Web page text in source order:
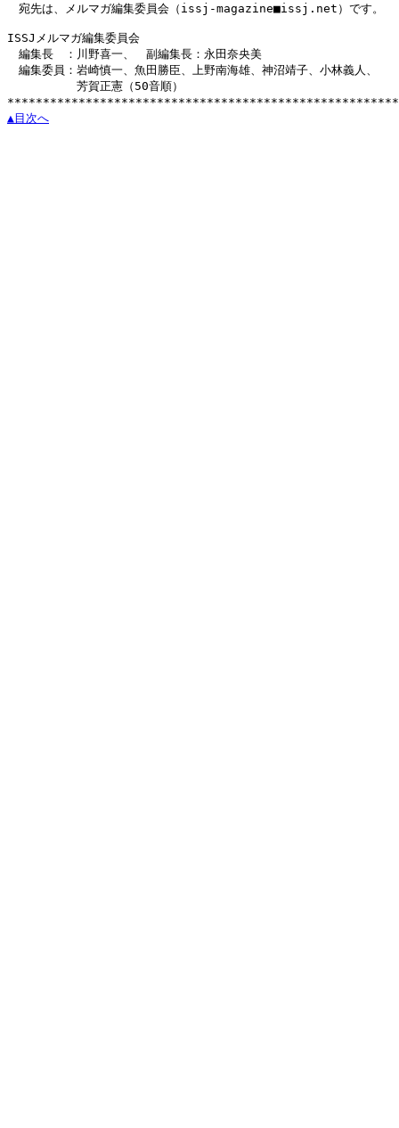
宛先は、メルマガ編集委員会（issj-magazine■issj.net）です。
ISSJメルマガ編集委員会
編集長　：川野喜一、　副編集長：永田奈央美
編集委員：岩崎慎一、魚田勝臣、上野南海雄、神沼靖子、小林義人、
芳賀正憲（50音順）
▲目次へ